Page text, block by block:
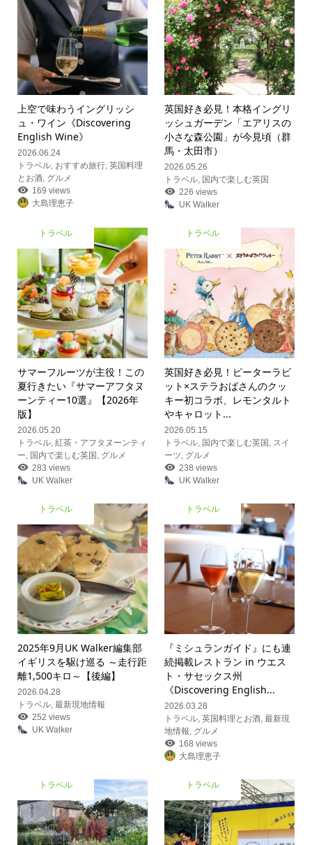
上空で味わうイングリッシ
ュ・ワイン《Discovering
English Wine》
2026.06.24
トラベル, おすすめ旅行, 英国料理
とお酒, グルメ
169 views
大島理恵子
英国好き必見！本格イングリ
ッシュガーデン「エアリスの
小さな森公園」が今見頃（群
馬・太田市）
2026.05.26
トラベル, 国内で楽しむ英国
226 views
UK Walker
トラベル
サマーフルーツが主役！この
夏行きたい『サマーアフタヌ
ーンティー10選』【2026年
版】
2026.05.20
トラベル, 紅茶・アフタヌーンティ
ー, 国内で楽しむ英国 , グルメ
283 views
UK Walker
トラベル
英国好き必見！ピーターラビ
ット×ステラおばさんのクッ
キー初コラボ、レモンタルト
やキャロット...
2026.05.15
トラベル, 国内で楽しむ英国 , スイ
ーツ, グルメ
238 views
UK Walker
トラベル
2025年9月UK Walker編集部
イギリスを駆け巡る ～走行距
離1,500キロ～【後編】
2026.04.28
トラベル, 最新現地情報
252 views
UK Walker
トラベル
『ミシュランガイド』にも連
続掲載レストラン in ウエス
ト・サセックス州
《Discovering English...
2026.03.28
トラベル ,英国料理とお酒 ,最新現
地情報 グルメ
168 views
大島理恵子
トラベル トラベル